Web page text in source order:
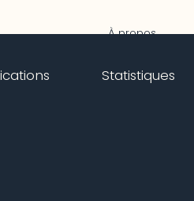
À propos
Statistiques